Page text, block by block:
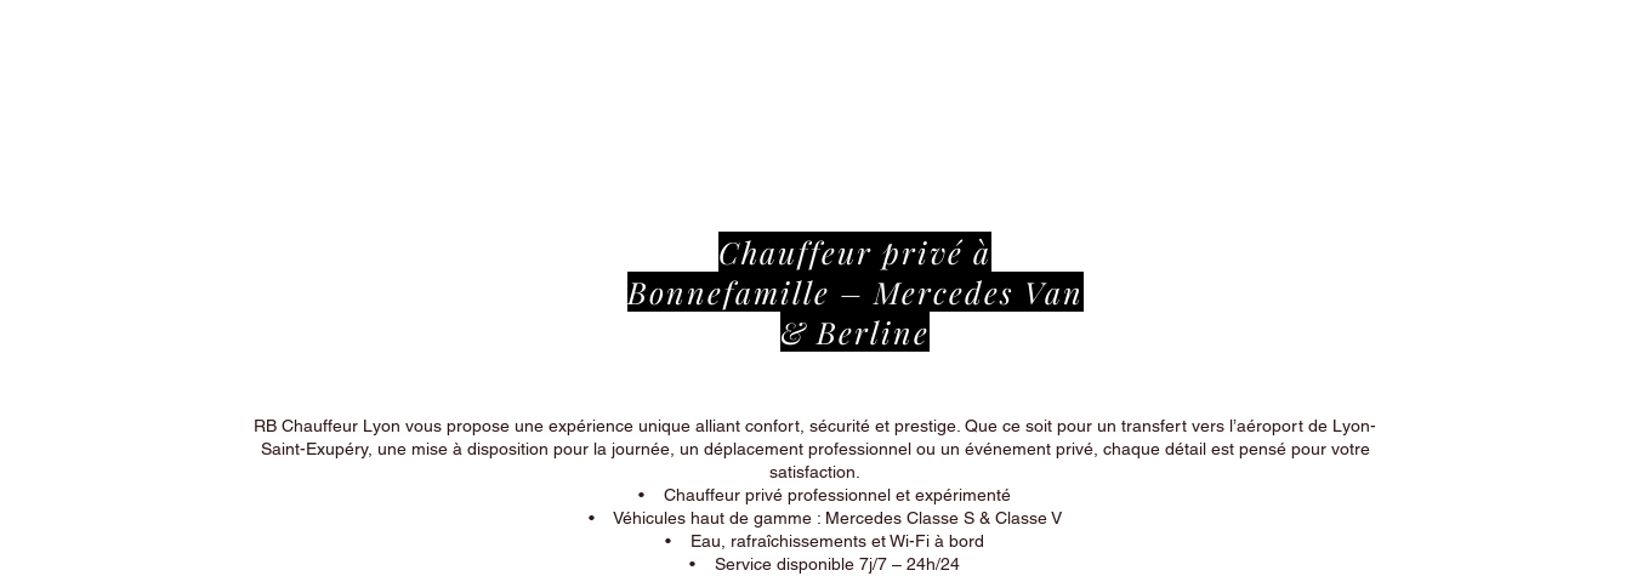
Chauffeur privé à
Bonnefamille – Mercedes Van
& Berline
RB Chauffeur Lyon vous propose une expérience unique alliant confort, sécurité et prestige. Que ce soit pour un transfert vers l’aéroport de Lyon-
Saint-Exupéry, une mise à disposition pour la journée, un déplacement professionnel ou un événement privé, chaque détail est pensé pour votre
satisfaction.
• Chauffeur privé professionnel et expérimenté
• Véhicules haut de gamme : Mercedes Classe S & Classe V
• Eau, rafraîchissements et Wi-Fi à bord
• Service disponible 7j/7 – 24h/24